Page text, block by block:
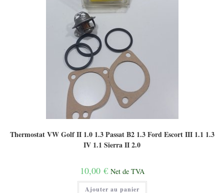
Thermostat VW Golf II 1.0 1.3 Passat B2 1.3 Ford Escort III 1.1 1.3
IV 1.1 Sierra II 2.0
10,00 € Net de TVA
Ajouter au panier